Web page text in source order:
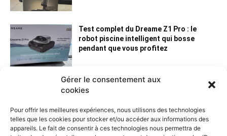
Gérer le consentement aux
cookies
Pour offrir les meilleures expériences, nous utilisons des technologies
telles que les cookies pour stocker et/ou accéder aux informations des
appareils. Le fait de consentir à ces technologies nous permettra de
Test complet du Dreame Z1 Pro : le
robot piscine intelligent qui bosse
pendant que vous profitez